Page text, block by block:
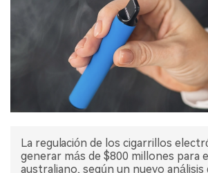
ENTREVISTA
La regulación de los cigarrillos
generar más de $800 millones para
australiano, según un nuevo